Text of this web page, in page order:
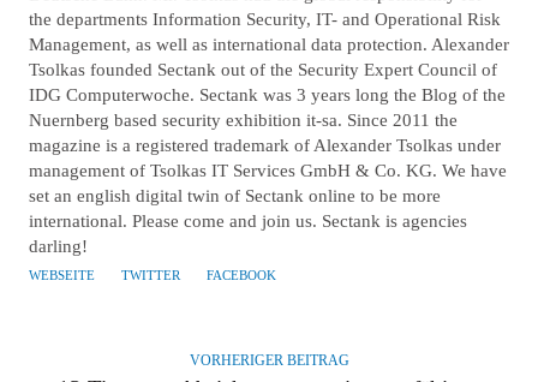
the departments Information Security, IT- and Operational Risk
Management, as well as international data protection. Alexander
Tsolkas founded Sectank out of the Security Expert Council of
IDG Computerwoche. Sectank was 3 years long the Blog of the
Nuernberg based security exhibition it-sa. Since 2011 the
magazine is a registered trademark of Alexander Tsolkas under
management of Tsolkas IT Services GmbH & Co. KG. We have
set an english digital twin of Sectank online to be more
international. Please come and join us. Sectank is agencies
darling!
WEBSEITE TWITTER FACEBOOK
VORHERIGER BEITRAG